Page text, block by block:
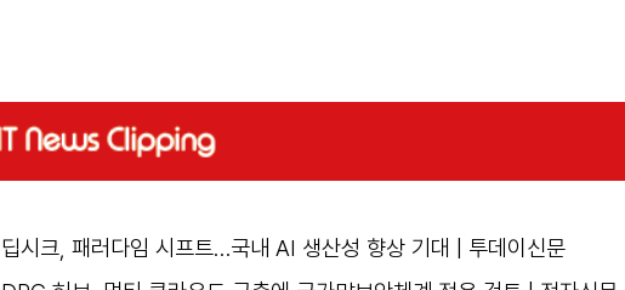
딥시크, 패러다임 시프트…국내 AI 생산성 향상 기대 | 투데이신문